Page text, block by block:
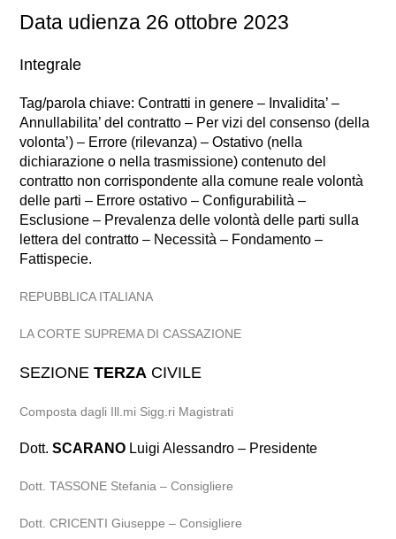
Data udienza 26 ottobre 2023
Integrale
Tag/parola chiave: Contratti in genere – Invalidita’ –
Annullabilita’ del contratto – Per vizi del consenso (della
volonta’) – Errore (rilevanza) – Ostativo (nella
dichiarazione o nella trasmissione) contenuto del
contratto non corrispondente alla comune reale volontà
delle parti – Errore ostativo – Configurabilità –
Esclusione – Prevalenza delle volontà delle parti sulla
lettera del contratto – Necessità – Fondamento –
Fattispecie.
REPUBBLICA ITALIANA
LA CORTE SUPREMA DI CASSAZIONE
SEZIONETERZA CIVILE
Composta dagli Ill.mi Sigg.ri Magistrati
Dott.SCARANO Luigi Alessandro – Presidente
Dott. TASSONE Stefania – Consigliere
Dott. CRICENTI Giuseppe – Consigliere